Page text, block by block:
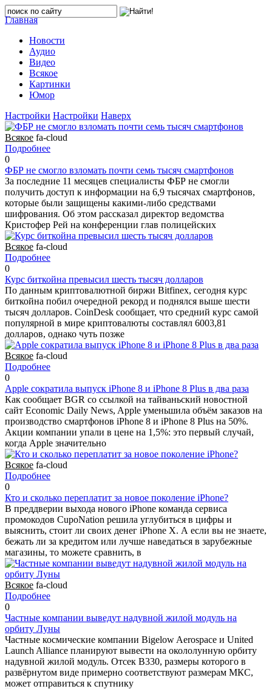
Главная
Новости
Аудио
Видео
Всякое
Картинки
Юмор
Настройки Настройки Наверх
Всякое fa-cloud
Подробнее
0
ФБР не смогло взломать почти семь тысяч смартфонов
За последние 11 месяцев специалисты ФБР не смогли
получить доступ к информации на 6,9 тысячах смартфонов,
которые были защищены какими-либо средствами
шифрования. Об этом рассказал директор ведомства
Кристофер Рей на конференции глав полицейских
Всякое fa-cloud
Подробнее
0
Курс биткойна превысил шесть тысяч долларов
По данным криптовалютной биржи Bitfinex, сегодня курс
биткойна побил очередной рекорд и поднялся выше шести
тысяч долларов. CoinDesk сообщает, что средний курс самой
популярной в мире криптовалюты составлял 6003,81
долларов, однако чуть позже
Всякое fa-cloud
Подробнее
0
Apple сократила выпуск iPhone 8 и iPhone 8 Plus в два раза
Как сообщает BGR со ссылкой на тайваньский новостной
сайт Economic Daily News, Apple уменьшила объём заказов на
производство смартфонов iPhone 8 и iPhone 8 Plus на 50%.
Акции компании упали в цене на 1,5%: это первый случай,
когда Apple значительно
Всякое fa-cloud
Подробнее
0
Кто и сколько переплатит за новое поколение iPhone?
В преддверии выхода нового iPhone команда сервиса
промокодов CupoNation решила углубиться в цифры и
выяснить, стоит ли своих денег iPhone X. А если вы не знаете,
бежать ли за кредитом или лучше наведаться в зарубежные
магазины, то можете сравнить, в
Всякое fa-cloud
Подробнее
0
Частные компании выведут надувной жилой модуль на
орбиту Луны
Частные космические компании Bigelow Aerospace и United
Launch Alliance планируют вывести на окололунную орбиту
надувной жилой модуль. Отсек B330, размеры которого в
развёрнутом виде примерно соответствуют размерам МКС,
может отправиться к спутнику